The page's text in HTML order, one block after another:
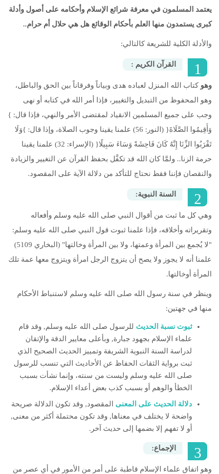
Somali
Kiswahili
اردو
o'zbek
يعتمد المسلمون في معرفة شرائع الإسلام وأحكامه على أصول وأدلة
كبرى يستمدون منها العلم بأحكام الوقائع هل هي حلال أم حرام..
والأدلة الكلية للشريعة كالتالي:
‭‬القرآن‭ ‬الكريم‭: ‬
وهو كتاب الله المنزل لعباده هدى وبياناً وفرقاناً بين الحق والباطل،
وهو المحفوظ من التبديل والتغيير، فإذا أمر الله في كتابه أو نهى
وجب على جميع المسلمين الانقياد لمقتضى الأمر والنهي، فإذا قال: }
وَأَقِيمُوا الصَّلَاةَ{ (النور: 56) علمنا يقينا وجوب الصلاة، وإذا قال: }وَلَا
تَقْرَبُوا الزِّنَا إِنَّهُ كَانَ فَاحِشَةً وَسَاءَ سَبِيلًا{ (الإسراء: 32) علمنا يقينا
حرمة الزنا.. ولمَّا كان الله قد تكفَّل بحفظ القرآن عن التغيير والزيادة
والنقصان فإننا فقط نحتاج للتأكد من دلالة الآية على المقصود.
‭‬السنة‭ ‬النبوية‭: ‬
وهي كل ما ثبت من أقوال النبي صلى الله عليه وسلم وأفعاله
وتقريراته وأخلاقه، فإذا علمنا ثبوت قول النبي صلى الله عليه وسلم:
"لا يُجمع بين المرأة وعمتها، ولا بين المرأة وخالتها" (البخاري 5109)
علمنا أنه لا يجوز ولا يصح أن يتزوج الرجل امرأة ويتزوج معها عمة تلك
المرأة أوخالتها.
وينظر في سنة رسول الله صلى الله عليه وسلم لاستنباط الأحكام
منها في جهتين:
ثبوت نسبة الحديث للرسول صلى الله عليه وسلم, وقد قام
علماء الإسلام بجهود جبارة, وبأعلى معايير الدقة والإتقان
لدراسة السنة النبوية الشريفة وتمييز الحديث الصحيح الذي
ثبت برواية الثقات الحفاظ عن الأحاديث التي تنسب للرسول
صلى الله عليه وسلم وليست من سنته، وإنما نشأت بسبب
الخطأ والوهم أو بسبب كذب بعض أعداء الإسلام.
دلالة الحديث على المعنى المقصود, وقد تكون الدلالة صريحة
واضحة لا يختلف في معناها, وقد تكون محتملة أكثر من معنى,
أو لا تفهم إلا بضمها إلى حديث آخر.
‬الإجماع‭: ‬
وهو اتفاق علماء الإسلام قاطبة على أمر من الأمور في أي عصر من